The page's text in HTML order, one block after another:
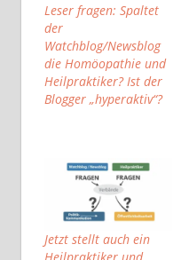
Leser fragen: Spaltet
der
Watchblog/Newsblog
die Homöopathie und
Heilpraktiker? Ist der
Blogger „hyperaktiv“?
Jetzt stellt auch ein